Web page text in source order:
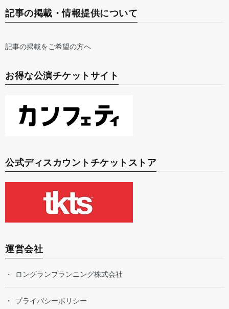
記事の掲載・情報提供について
記事の掲載をご希望の方へ
お得な公演チケットサイト
公式ディスカウントチケットストア
運営会社
ロングランプランニング株式会社
プライバシーポリシー